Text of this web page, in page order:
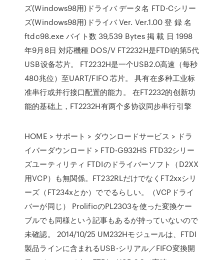
ズ(Windows98用)ドライバ データ名 FTD-Cシリー
ズ(Windows98用)ドライバ Ver. Ver.1.00 登 録 名
ftdc98.exe バイト数 39,539 Bytes 掲 載 日 1998
年9月8日 対応機種 DOS/V FT2232H是FTDI的第5代
USB设备芯片。 FT2232H是一个USB2.0高速（每秒
480兆位）至UART/FIFO 芯片。 具有在多种工业标
准串行或并行接口配置的能力。 在FT2232的创新功
能的基础上，FT2232H有两个多协议同步串行引擎
HOME > サポート > ダウンロードサービス > ドラ
イバーダウンロード > FTD-G932HS FTD32シリー
ズユーティリティ FTDIのドライバーソフト（D2XX
用VCP）も無関係。FT232RLだけでなくFT2xxシリ
ーズ（FT234xとか）ででるらしい。（VCPドライ
バーが同じ） ProlificのPL2303を使った変換ケー
ブルでも同様という記事もあるが持っていないので
未確認。 2014/10/25 UM232Hモジュールは、FTDI
製品ラインに含まれるUSB-シリアル／FIFO変換開